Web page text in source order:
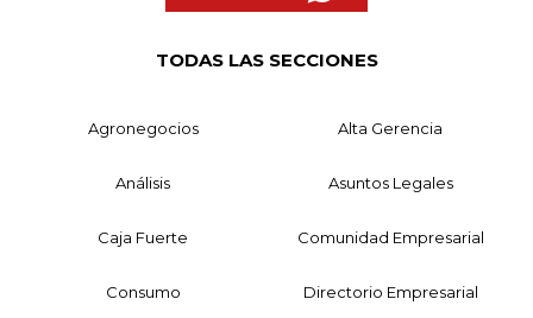
TODAS LAS SECCIONES
Agronegocios Alta Gerencia
Análisis Asuntos Legales
Caja Fuerte Comunidad Empresarial
Consumo Directorio Empresarial